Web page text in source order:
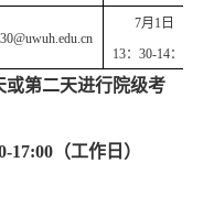
7月1日
13：30-14：00
第二天进行院级考
17:00（工作日）